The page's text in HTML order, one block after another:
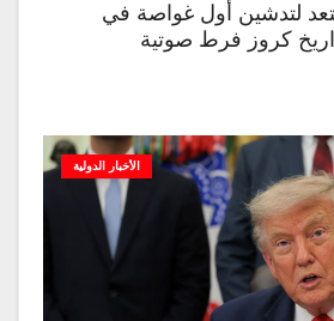
لتدشين أول غواصة في
كروز فرط صوتية
الأخبار الدولية